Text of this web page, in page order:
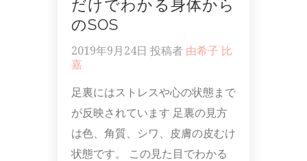
だけでわかる身体から
のSOS
2019年9月24日 投稿者 由希子 比
嘉
足裏にはストレスや心の状態まで
が反映されています 足裏の見方
は色、角質、シワ、皮膚の皮むけ
状態です。 この見た目でわかる